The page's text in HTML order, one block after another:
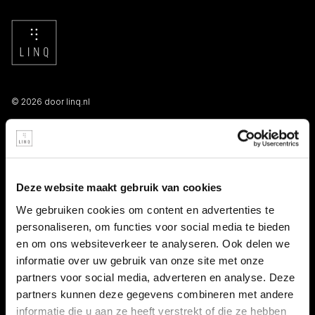
Deze website maakt gebruik van cookies
We gebruiken cookies om content en advertenties te
personaliseren, om functies voor social media te bieden
en om ons websiteverkeer te analyseren. Ook delen we
informatie over uw gebruik van onze site met onze
partners voor social media, adverteren en analyse. Deze
partners kunnen deze gegevens combineren met andere
informatie die u aan ze heeft verstrekt of die ze hebben
© 2026 door linq.nl
LINKS
Persooneelsgids uitzendkrachten
Antidiscriminatiebeleid
Klacht indienen